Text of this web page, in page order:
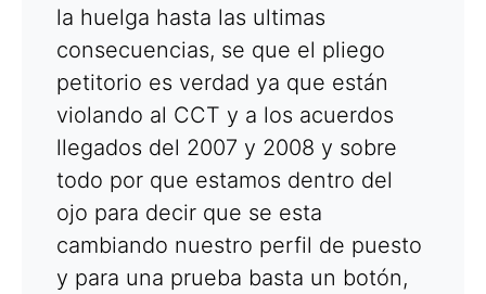
la huelga hasta las ultimas
consecuencias, se que el pliego
petitorio es verdad ya que están
violando al CCT y a los acuerdos
llegados del 2007 y 2008 y sobre
todo por que estamos dentro del
ojo para decir que se esta
cambiando nuestro perfil de puesto
y para una prueba basta un botón,